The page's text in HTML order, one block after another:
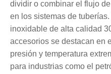
dividir o combinar el flujo
en los sistemas de
inoxidable de alta calidad
accesorios se destacan en
presión y temperatura
para industrias como el